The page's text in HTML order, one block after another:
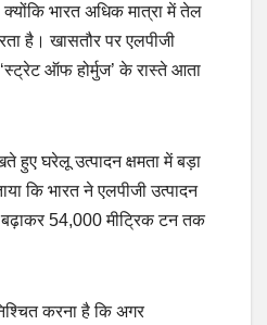
भारत अधिक मात्रा में तेल
है। खासतौर पर एलपीजी
ऑफ होर्मुज’ के रास्ते आता
हुए घरेलू उत्पादन क्षमता में बड़ा
कि भारत ने एलपीजी उत्पादन
54,000 मीट्रिक टन तक
करना है कि अगर